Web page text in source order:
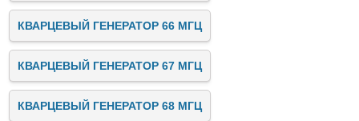
КВАРЦЕВЫЙ ГЕНЕРАТОР 66 МГЦ
КВАРЦЕВЫЙ ГЕНЕРАТОР 67 МГЦ
КВАРЦЕВЫЙ ГЕНЕРАТОР 68 МГЦ